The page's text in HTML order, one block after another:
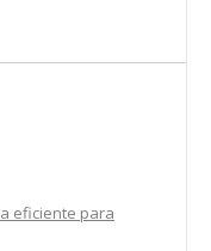
eficiente para